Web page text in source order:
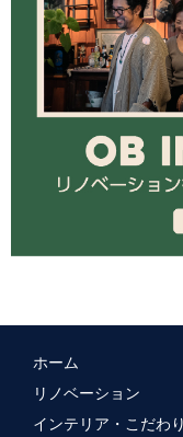
ホーム
リノベーション
インテリア・こだわり